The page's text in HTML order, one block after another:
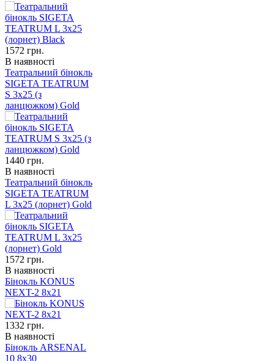
1572 грн.
В наявності
Театральний бінокль
SIGETA TEATRUM
S 3x25 (з
ланцюжком) Gold
1440 грн.
В наявності
Театральний бінокль
SIGETA TEATRUM
L 3x25 (лорнет) Gold
1572 грн.
В наявності
Бінокль KONUS
NEXT-2 8x21
1332 грн.
В наявності
Бінокль ARSENAL
10 8x30